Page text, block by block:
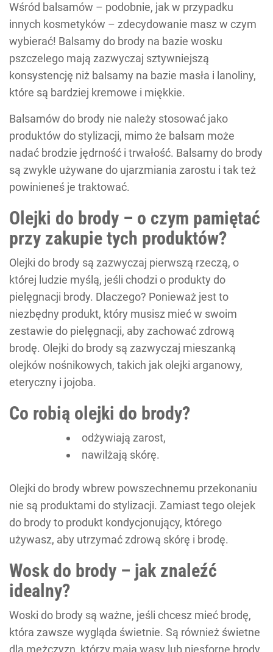
Wśród balsamów – podobnie, jak w przypadku
innych kosmetyków – zdecydowanie masz w czym
wybierać! Balsamy do brody na bazie wosku
pszczelego mają zazwyczaj sztywniejszą
konsystencję niż balsamy na bazie masła i lanoliny,
które są bardziej kremowe i miękkie.
Balsamów do brody nie należy stosować jako
produktów do stylizacji, mimo że balsam może
nadać brodzie jędrność i trwałość. Balsamy do brody
są zwykle używane do ujarzmiania zarostu i tak też
powinieneś je traktować.
Olejki do brody – o czym pamiętać
przy zakupie tych produktów?
Olejki do brody są zazwyczaj pierwszą rzeczą, o
której ludzie myślą, jeśli chodzi o produkty do
pielęgnacji brody. Dlaczego? Ponieważ jest to
niezbędny produkt, który musisz mieć w swoim
zestawie do pielęgnacji, aby zachować zdrową
brodę. Olejki do brody są zazwyczaj mieszanką
olejków nośnikowych, takich jak olejki arganowy,
eteryczny i jojoba.
Co robią olejki do brody?
odżywiają zarost,
nawilżają skórę.
Olejki do brody wbrew powszechnemu przekonaniu
nie są produktami do stylizacji. Zamiast tego olejek
do brody to produkt kondycjonujący, którego
używasz, aby utrzymać zdrową skórę i brodę.
Wosk do brody – jak znaleźć
idealny?
Woski do brody są ważne, jeśli chcesz mieć brodę,
która zawsze wygląda świetnie. Są również świetne